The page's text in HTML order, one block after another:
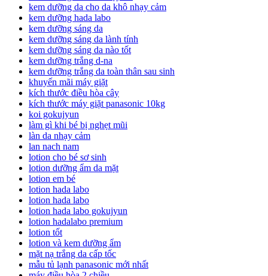
kem dưỡng da cho da khô nhạy cảm
kem dưỡng hada labo
kem dưỡng sáng da
kem dưỡng sáng da lành tính
kem dưỡng sáng da nào tốt
kem dưỡng trắng d-na
kem dưỡng trắng da toàn thân sau sinh
khuyến mãi máy giặt
kích thước điều hòa cây
kích thước máy giặt panasonic 10kg
koi gokujyun
làm gì khi bé bị nghẹt mũi
làn da nhạy cảm
lan nach nam
lotion cho bé sơ sinh
lotion dưỡng ẩm da mặt
lotion em bé
lotion hada labo
lotion hada labo
lotion hada labo gokujyun
lotion hadalabo premium
lotion tốt
lotion và kem dưỡng ẩm
mặt nạ trắng da cấp tốc
mẫu tủ lạnh panasonic mới nhất